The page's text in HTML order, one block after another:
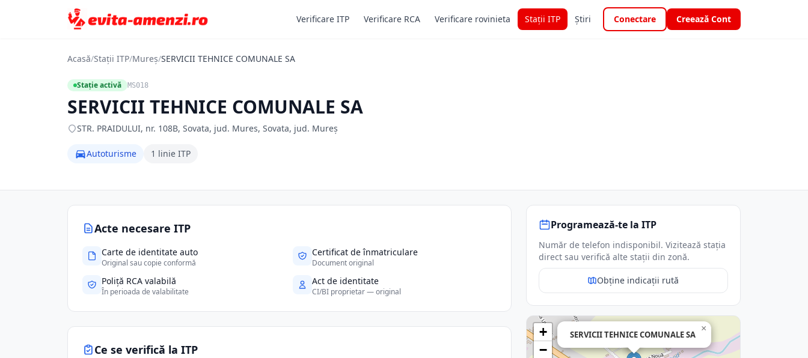
Verificare ITP Verificare RCA Verificare rovinieta Stații ITP Știri Conectare Creează Cont
Acasă/Stații ITP/Mureș/SERVICII TEHNICE COMUNALE SA
Stație activă MS018
SERVICII TEHNICE COMUNALE SA
STR. PRAIDULUI, nr. 108B, Sovata, jud. Mures, Sovata, jud. Mureș
Autoturisme 1 linie ITP
Acte necesare ITP
Carte de identitate auto
Original sau copie conformă
Certificat de înmatriculare
Document original
Poliță RCA valabilă
În perioada de valabilitate
Act de identitate
CI/BI proprietar — original
Ce se verifică la ITP
Programează-te la ITP
Număr de telefon indisponibil. Vizitează stația
direct sau verifică alte stații din zonă.
Obține indicații rută
SERVICII TEHNICE COMUNALE SA
×
+
−